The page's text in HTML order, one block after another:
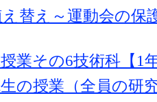
替え～運動会の保
業その6技術科【1
の授業（全員の研